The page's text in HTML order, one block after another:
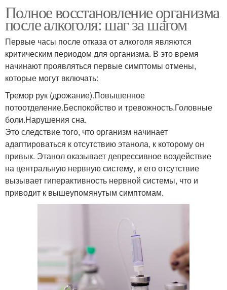
Полное восстановление организма
после алкоголя: шаг за шагом
Первые часы после отказа от алкоголя являются
критическим периодом для организма. В это время
начинают проявляться первые симптомы отмены,
которые могут включать:
Тремор рук (дрожание).Повышенное
потоотделение.Беспокойство и тревожность.Головные
боли.Нарушения сна.
Это следствие того, что организм начинает
адаптироваться к отсутствию этанола, к которому он
привык. Этанол оказывает депрессивное воздействие
на центральную нервную систему, и его отсутствие
вызывает гиперактивность нервной системы, что и
приводит к вышеупомянутым симптомам.